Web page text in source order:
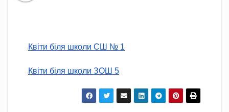
Квіти біля школи СШ № 1
Квiти бiля школи ЗОШ 5